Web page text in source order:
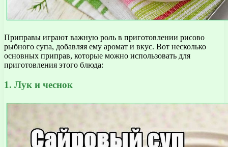
Приправы играют важную роль в приготовлении рисово
рыбного супа, добавляя ему аромат и вкус. Вот несколько
основных приправ, которые можно использовать для
приготовления этого блюда:
1. Лук и чеснок